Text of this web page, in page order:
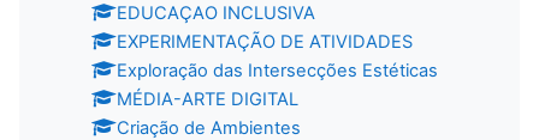
EDUCAÇAO INCLUSIVA
EXPERIMENTAÇÃO DE ATIVIDADES
Exploração das Intersecções Estéticas
MÉDIA-ARTE DIGITAL
Criação de Ambientes